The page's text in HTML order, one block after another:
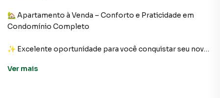
🏡 Apartamento à Venda – Conforto e Praticidade em
Condomínio Completo
✨ Excelente oportunidade para você conquistar seu novo
Apartamento com 35 m², muito bem distribuídos:
Ver mais